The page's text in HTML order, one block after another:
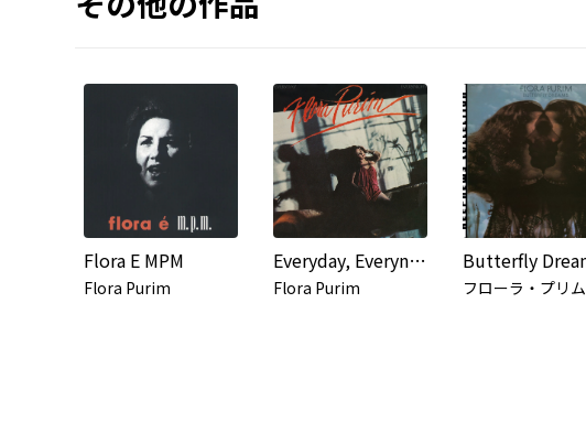
Flora E MPM
Flora Purim
Everyday, Everynight
Flora Purim フローラ・プリム